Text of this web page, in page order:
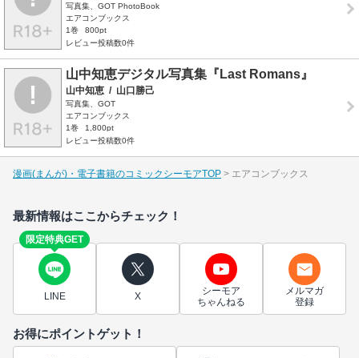
写真集、GOT PhotoBook
エアコンブックス
1巻
800pt
レビュー投稿数0件
山中知恵デジタル写真集『Last Romans』
山中知恵 / 山口勝己
写真集、GOT
エアコンブックス
1巻
1,800pt
レビュー投稿数0件
漫画(まんが)・電子書籍のコミックシーモアTOP エアコンブックス
最新情報はここからチェック！
限定特典GET
LINE X
シーモア
ちゃんねる
メルマガ
登録
お得にポイントゲット！